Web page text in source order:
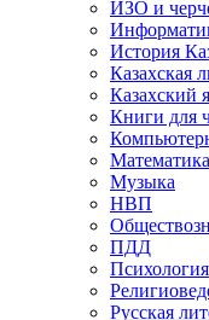
ИЗО и
История
Казахская
Казахский
Книги для
Математика
Музыка
НВП
ПДД
Психология
Русская